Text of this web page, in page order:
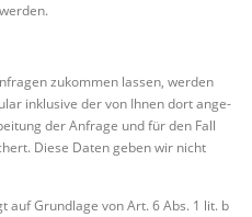
zukom­men las­sen, wer­den
inklu­si­ve der von Ihnen dort ange­
der Anfra­ge und für den Fall
Die­se Daten geben wir nicht
auf Grund­la­ge von Art. 6 Abs. 1 lit. b